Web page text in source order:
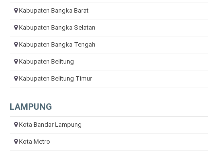
Kabupaten Bangka Barat
Kabupaten Bangka Selatan
Kabupaten Bangka Tengah
Kabupaten Belitung
Kabupaten Belitung Timur
LAMPUNG
Kota Bandar Lampung
Kota Metro